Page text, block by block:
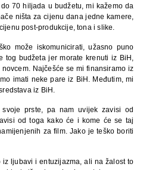
70 hiljada u budžetu, mi kažemo da
ništa za cijenu dana jedne kamere,
post-produkcije, tona i slike.
može iskomunicirati, užasno puno
tog budžeta jer morate krenuti iz BiH,
Najčešće se mi finansiramo iz
imati neke pare iz BiH. Međutim, mi
iz BiH.
prste, pa nam uvijek zavisi od
od toga kako će i kome će se taj
za film. Jako je teško boriti
ljubavi i entuzijazma, ali na žalost to